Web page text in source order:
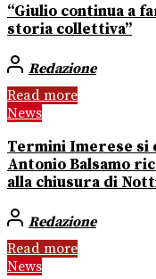
“Giulio continua a
storia collettiva”
Redazione
Read more
News
Termini Imerese si
Antonio Balsamo
alla chiusura di
Redazione
Read more
News